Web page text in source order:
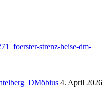
4. April 2026